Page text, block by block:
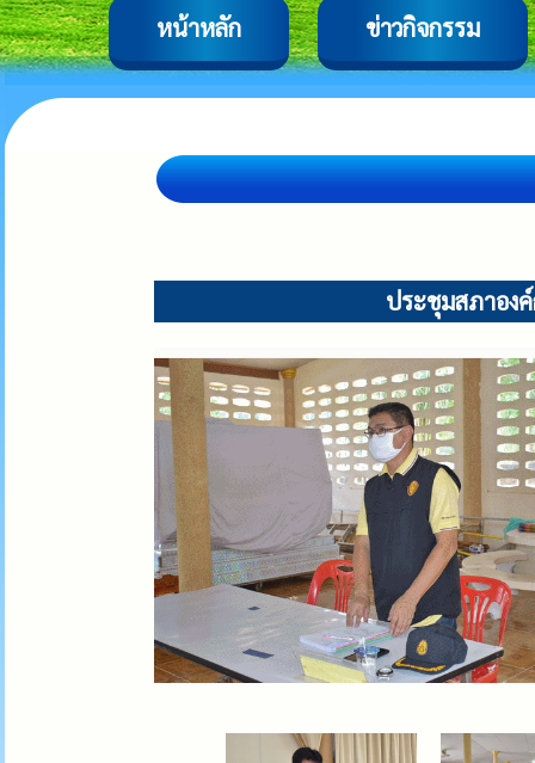
หน้าหลัก ข่าวกิจกรรม
ประชุมสภาอง